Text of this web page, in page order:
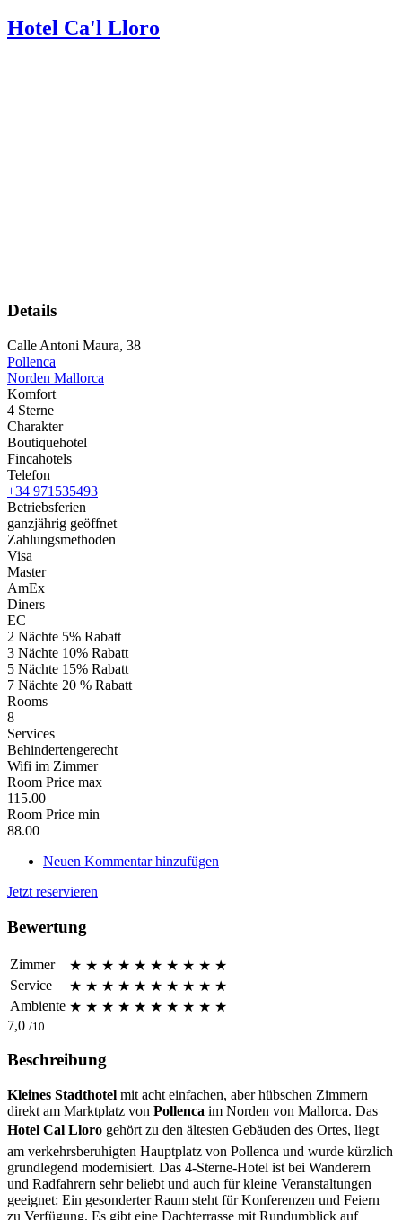
Hotel Ca'l Lloro
Details
Calle Antoni Maura, 38
Pollenca
Norden Mallorca
Komfort
4 Sterne
Charakter
Boutiquehotel
Fincahotels
Telefon
+34 971535493
Betriebsferien
ganzjährig geöffnet
Zahlungsmethoden
Visa
Master
AmEx
Diners
EC
2 Nächte 5% Rabatt
3 Nächte 10% Rabatt
5 Nächte 15% Rabatt
7 Nächte 20 % Rabatt
Rooms
8
Services
Behindertengerecht
Wifi im Zimmer
Room Price max
115.00
Room Price min
88.00
Neuen Kommentar hinzufügen
Jetzt reservieren
Bewertung
Zimmer ★ ★ ★ ★ ★ ★ ★ ★ ★ ★
Service
★ ★ ★ ★ ★ ★ ★ ★ ★ ★
Ambiente ★ ★ ★ ★ ★ ★ ★ ★ ★ ★
7,0 /10
Beschreibung
Kleines Stadthotel mit acht einfachen, aber hübschen Zimmern
direkt am Marktplatz von Pollenca im Norden von Mallorca. Das
Hotel Cal Lloro gehört zu den ältesten Gebäuden des Ortes, liegt
am verkehrsberuhigten Hauptplatz von Pollenca und wurde kürzlich
grundlegend modernisiert. Das 4-Sterne-Hotel ist bei Wanderern
und Radfahrern sehr beliebt und auch für kleine Veranstaltungen
geeignet: Ein gesonderter Raum steht für Konferenzen und Feiern
zu Verfügung. Es gibt eine Dachterrasse mit Rundumblick auf